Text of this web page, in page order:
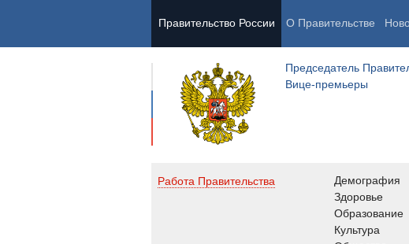
Правительство России О Правительстве
Председатель
Вице-премьеры
Работа Правительства
Демография
Здоровье
Образование
Культура